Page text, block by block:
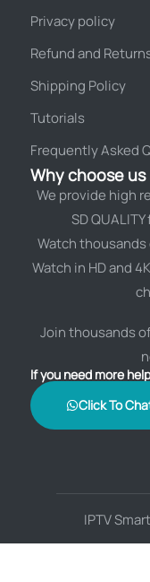
Privacy policy
Refund and
Shipping Policy
Tutorials
Frequently Asked
Why choose us
We provide high
SD
Watch thousands
Watch in HD and
Join thousands
If you need more help
Click To
IPTV